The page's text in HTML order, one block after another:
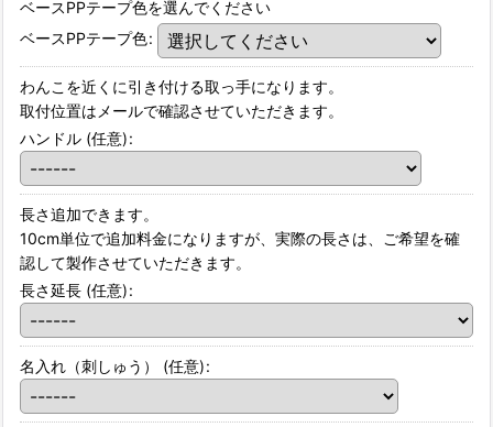
ベースPPテープ色を選んでください
ベースPPテープ色:
わんこを近くに引き付ける取っ手になります。
取付位置はメールで確認させていただきます。
ハンドル (任意):
長さ追加できます。
10cm単位で追加料金になりますが、実際の長さは、ご希望を確
認して製作させていただきます。
長さ延長 (任意):
名入れ（刺しゅう） (任意):